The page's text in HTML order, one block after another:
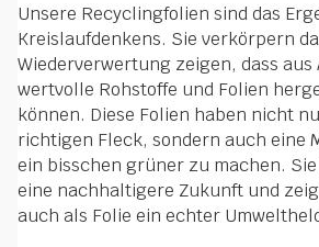
Unsere Recyclingfolien sind das
Kreislaufdenkens. Sie verkörpern
Wiederverwertung zeigen, dass aus
wertvolle Rohstoffe und Folien
können. Diese Folien haben nicht
richtigen Fleck, sondern auch eine
ein bisschen grüner zu machen.
eine nachhaltigere Zukunft und
auch als Folie ein echter